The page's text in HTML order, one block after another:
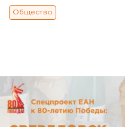
Общество